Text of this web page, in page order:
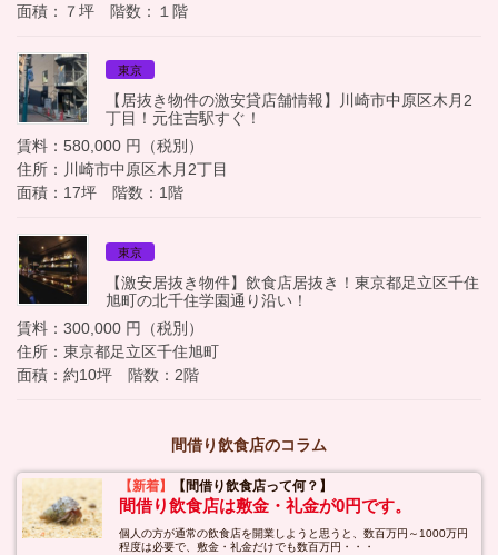
面積：７坪 階数：１階
東京
【居抜き物件の激安貸店舗情報】川崎市中原区木月2
丁目！元住吉駅すぐ！
賃料：580,000 円（税別）
住所：川崎市中原区木月2丁目
面積：17坪 階数：1階
東京
【激安居抜き物件】飲食店居抜き！東京都足立区千住
旭町の北千住学園通り沿い！
賃料：300,000 円（税別）
住所：東京都足立区千住旭町
面積：約10坪 階数：2階
間借り飲食店のコラム
【新着】 【間借り飲食店って何？】
間借り飲食店は敷金・礼金が0円です。
個人の方が通常の飲食店を開業しようと思うと、数百万円～1000万円
程度は必要で、敷金・礼金だけでも数百万円・・・